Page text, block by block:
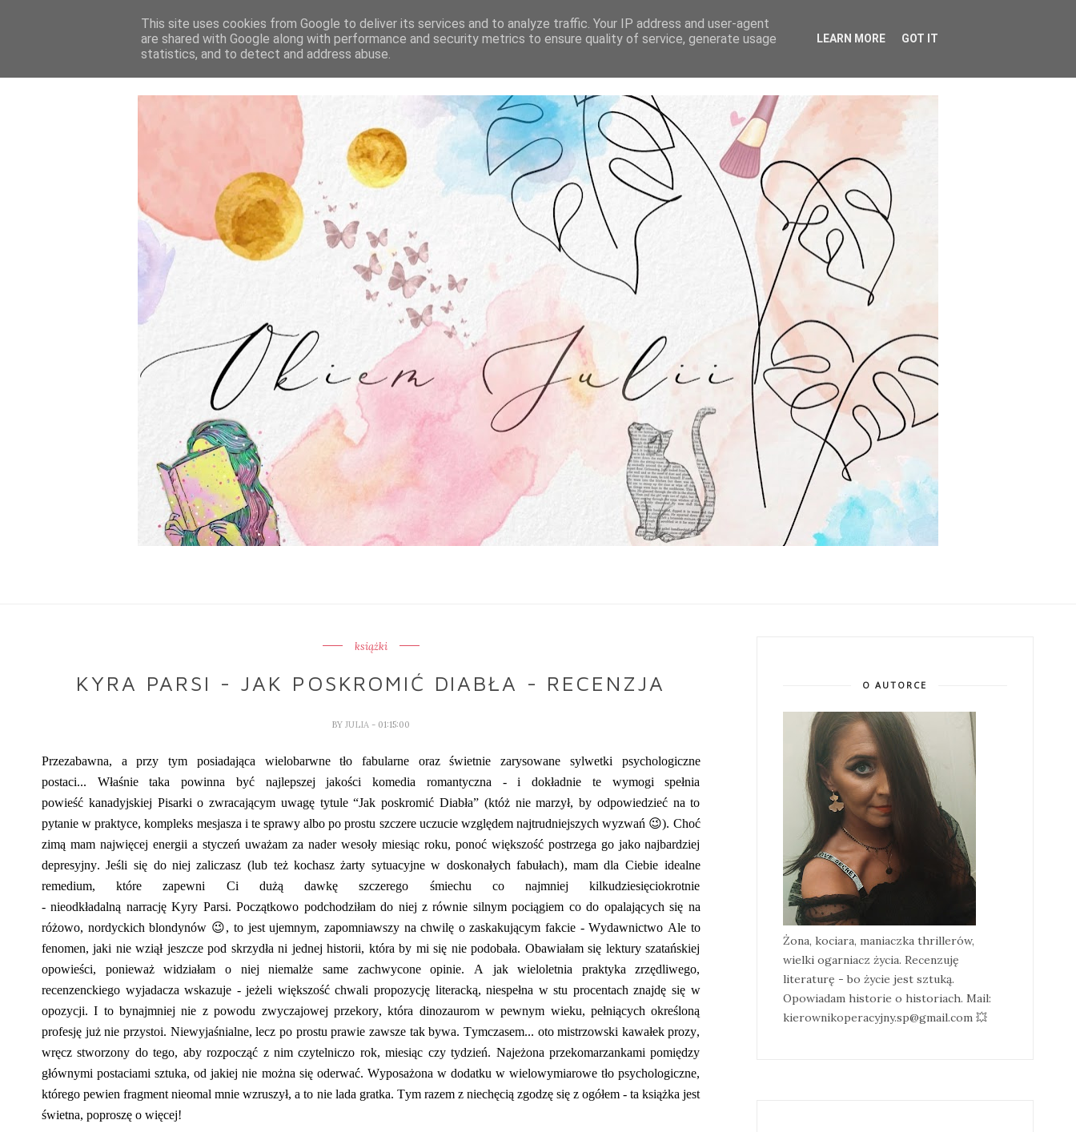
STRONA GŁÓWNA O MNIE WSPÓŁPRACA
książki
KYRA PARSI - JAK POSKROMIĆ DIABŁA - RECENZJA
BYJULIA - 01:15:00
Przezabawna, a przy tym posiadająca wielobarwnetło fabularne oraz świetnie zarysowane sylwetki psychologiczne
postaci... Właśnie taka powinna być najlepszej jakości komedia romantyczna -i dokładnie te wymogi spełnia
powieść kanadyjskiej Pisarki ozwracającym uwagę tytule “Jak poskromićDiabła” (któż nie marzył, by odpowiedzieć na to
pytanie w praktyce, kompleks mesjasza i te sprawy albo po prostu szczere uczucie względem najtrudniejszych wyzwań 😉). Choć
zimą mam najwięcej energii a styczeń uważam za naderwesoły miesiąc roku, ponoć większość postrzega go jako najbardziej
depresyjny. Jeśli się do niej zaliczasz (lub teżkochasz żarty sytuacyjne w doskonałych fabułach), mam dla Ciebie idealne
remedium, które zapewni Ci dużą dawkę szczerego śmiechu co najmniej kilkudziesięciokrotnie
-nieodkładalną narracjęKyry Parsi.Początkowo podchodziłam do niej z równie silnym pociągiem co do opalających się na
różowo, nordyckich blondynów 😉, to jest ujemnym, zapomniawszy na chwilę o zaskakującym fakcie - Wydawnictwo Ale to
fenomen, jaki nie wziął jeszcze pod skrzydła ni jednej historii, która by mi się nie podobała. Obawiałam się lekturyszatańskiej
opowieści, ponieważ widziałam o niej niemalże same zachwycone opinie. A jak wieloletnia praktyka zrzędliwego,
recenzenckiego wyjadacza wskazuje - jeżeli większość chwali propozycję literacką,niespełna w stu procentach znajdę się w
opozycji. I to bynajmniej nie z powodu zwyczajowej przekory, która dinozaurom w pewnym wieku, pełniących określoną
profesję już nie przystoi. Niewyjaśnialne, lecz po prostu prawie zawsze tak bywa. Tymczasem... otomistrzowski kawałek prozy,
wręcz stworzony do tego, aby rozpocząć z nim czytelniczo rok, miesiąc czy tydzień. Najeżonaprzekomarzankami pomiędzy
głównymi postaciami sztuka, od jakiej nie można się oderwać. Wyposażona w dodatku w wielowymiarowe tło psychologiczne,
którego pewien fragment nieomal mnie wzruszył, a to nie lada gratka. Tym razem z niechęcią zgodzę się z ogółem - ta książka jest
świetna, poproszę o więcej!
O AUTORCE
Żona, kociara, maniaczka thrillerów,
wielki ogarniacz życia. Recenzuję
literaturę - bo życie jest sztuką.
Opowiadam historie o historiach. Mail:
kierownikoperacyjny.sp@gmail.com 💥
This site uses cookies from Google to deliver its services and to analyze traffic. Your IP address and user-agent
are shared with Google along with performance and security metrics to ensure quality of service, generate usage
statistics, and to detect and address abuse.
LEARN MORE GOT IT